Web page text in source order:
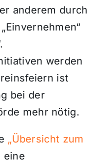
anderem durch
werden
ist
bei der
mehr nötig.
„Übersicht zum
eine